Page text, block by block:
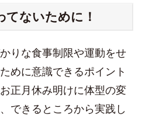
ないために！
りな食事制限や運動をせ
めに意識できるポイント
正月休み明けに体型の変
できるところから実践し